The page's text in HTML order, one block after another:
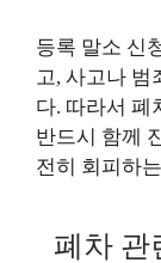
등록 말소 신
고, 사고나 범
다. 따라서 폐
반드시 함께
전히 회피하
폐차 관